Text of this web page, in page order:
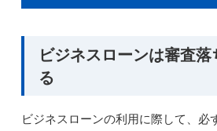
ビジネスローンは審査
る
ビジネスローンの利用に際して、必